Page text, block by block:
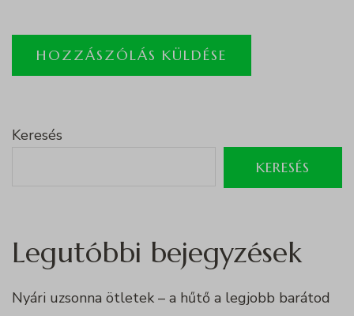
Keresés
KERESÉS
Legutóbbi bejegyzések
Nyári uzsonna ötletek – a hűtő a legjobb barátod